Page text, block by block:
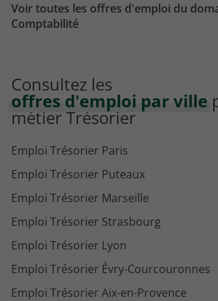
Voir toutes les offres d'emploi du
Comptabilité
Consultez les
offres d'emploi par ville
métier Trésorier
Emploi Trésorier Paris
Emploi Trésorier Puteaux
Emploi Trésorier Marseille
Emploi Trésorier Strasbourg
Emploi Trésorier Lyon
Emploi Trésorier Évry-Courcouronnes
Emploi Trésorier Aix-en-Provence